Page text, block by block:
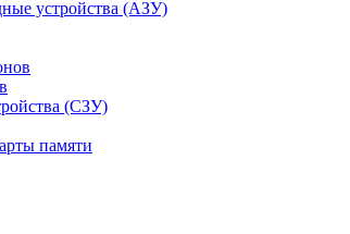
устройства (АЗУ)
(СЗУ)
памяти